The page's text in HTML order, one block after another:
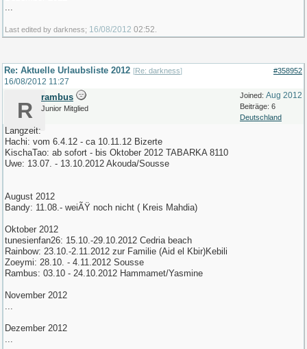
...
Last edited by darkness; 16/08/2012 02:52
Re: Aktuelle Urlaubsliste 2012 [Re: darkness] #358952
16/08/2012 11:27
Joined: Aug 2012
Beiträge: 6
Deutschland
R
rambus
Junior Mitglied
Langzeit:
Hachi: vom 6.4.12 - ca 10.11.12 Bizerte
KischaTao: ab sofort - bis Oktober 2012 TABARKA 8110
Uwe: 13.07. - 13.10.2012 Akouda/Sousse
August 2012
Bandy: 11.08.- weiÃŸ noch nicht ( Kreis Mahdia)
Oktober 2012
tunesienfan26: 15.10.-29.10.2012 Cedria beach
Rainbow: 23.10.-2.11.2012 zur Familie (Aid el Kbir)Kebili
Zoeymi: 28.10. - 4.11.2012 Sousse
Rambus: 03.10 - 24.10.2012 Hammamet/Yasmine
November 2012
...
Dezember 2012
...